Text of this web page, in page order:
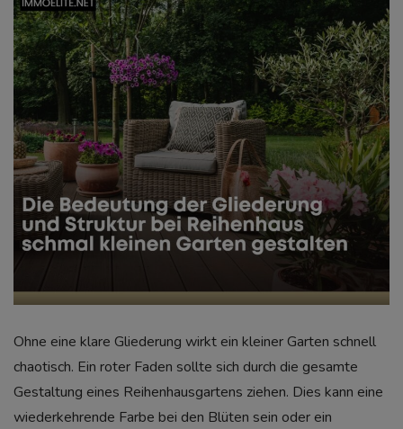
Ohne eine klare Gliederung wirkt ein kleiner Garten schnell
chaotisch. Ein roter Faden sollte sich durch die gesamte
Gestaltung eines Reihenhausgartens ziehen. Dies kann eine
wiederkehrende Farbe bei den Blüten sein oder ein